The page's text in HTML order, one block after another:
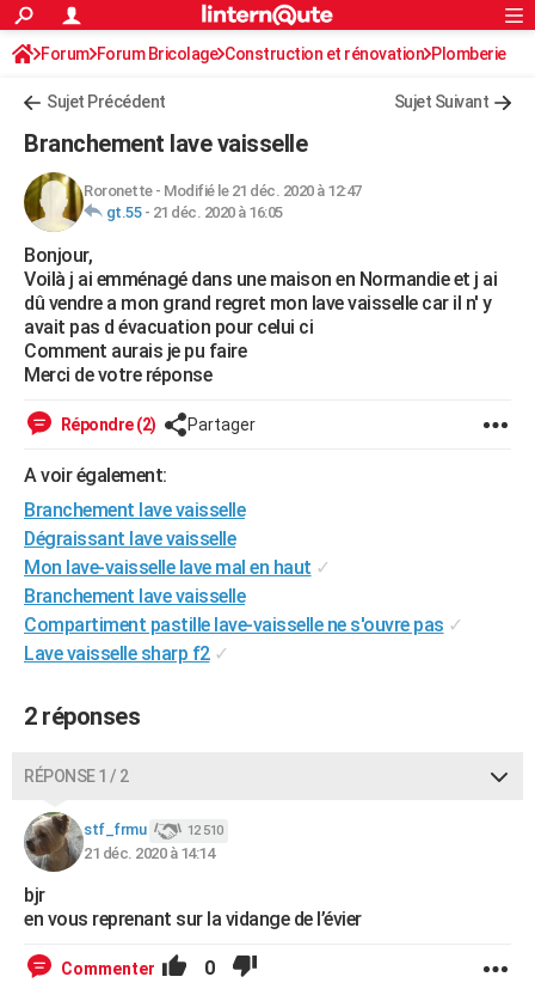
ACTUALITÉS
Politique
Société
Faits Divers
Education
Monde
Villes
+
FINANCE
Retraite
Impôts
Epargne
Immobilier
Risques naturels par ville
Banque
Assurance
Crédit
AUTO
Essais
Réserver un essai
Citadines
Berlines
SUV
Forum auto
+HIGH-TECH
Mobiles
Meilleur smartphone
Internet
Ordinateurs
Jeux vidéo
Guide high-tech
+BRICOLAGE
Forum
Aménagement intérieur
Extérieur
Cuisine
Salle de bains
Jardinage
Rangement
WEEK-END
Guides de France
Escapades
Patrimoine
Expositions
Musées
Week-end nature
LIFESTYLE
SANTE
Alimentation
Guide de la santé
Maladies
Médicaments
Sommeil
VOYAGE
Destinations
City break
Voyage nature
Voyage de noces
Forum
Climat
+PHOTO
GUIDES D'ACHAT
BONS PLANS
CARTE DE VOEUX
COPAINS D'AVANT
S'inscrire
Se connecter
Lycées
Collèges
Primaires
Universités
Entreprises
Service militaire
Avis de recherche
AVIS DE DÉCÈS
FORUM
Rechercher
S'inscrire
Connexion
Forum Forum Bricolage Construction et rénovation Plomberie
Sujet Précédent Sujet Suivant
Branchement lave vaisselle
Roronette- Modifié le 21 déc. 2020 à 12:47
gt.55- 21 déc. 2020 à 16:05
Bonjour,
Voilà j ai emménagé dans une maison en Normandie et j ai
dû vendre a mon grand regret mon lave vaisselle car il n' y
avait pas d évacuation pour celui ci
Comment aurais je pu faire
Merci de votre réponse
Répondre (2) Partager
A voir également:
Branchement lave vaisselle
Dégraissant lave vaisselle
Mon lave-vaisselle lave mal en haut ✓
Branchement lave vaisselle
Compartiment pastille lave-vaisselle ne s'ouvre pas ✓
Lave vaisselle sharp f2 ✓
2 réponses
RÉPONSE 1 / 2
stf_frmu 12 510
21 déc. 2020 à 14:14
bjr
en vous reprenant sur la vidange de l’évier
Commenter 0